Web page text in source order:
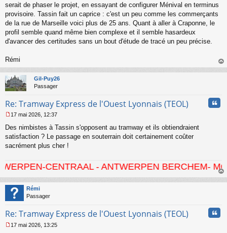
g
e
n
o
serait de phaser le projet, en essayant de configurer Ménival en terminus
provisoire. Tassin fait un caprice : c'est un peu comme les commerçants
de la rue de Marseille voici plus de 25 ans. Quant à aller à Craponne, le
profil semble quand même bien complexe et il semble hasardeux
d'avancer des certitudes sans un bout d'étude de tracé un peu précise.
Rémi
au
Gil-Puy26
Passager
Re: Tramway Express de l'Ouest Lyonnais (TEOL)
e
s
s
e
o
n
17 mai 2026, 12:37
Des nimbistes à Tassin s'opposent au tramway et ils obtiendraient
satisfaction ? Le passage en souterrain doit certainement coûter
sacrément plus cher !
CENTRAAL - ANTWERPEN BERCHEM-
au
Rémi
Passager
Re: Tramway Express de l'Ouest Lyonnais (TEOL)
17 mai 2026, 13:25